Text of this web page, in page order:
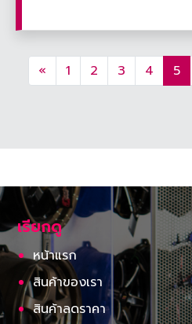
« 1 2 3 4 5
เรียกดู
หน้าแรก
สินค้าของเรา
สินค้าลดราคา